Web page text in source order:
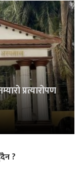
प्रत्यारोपण
?